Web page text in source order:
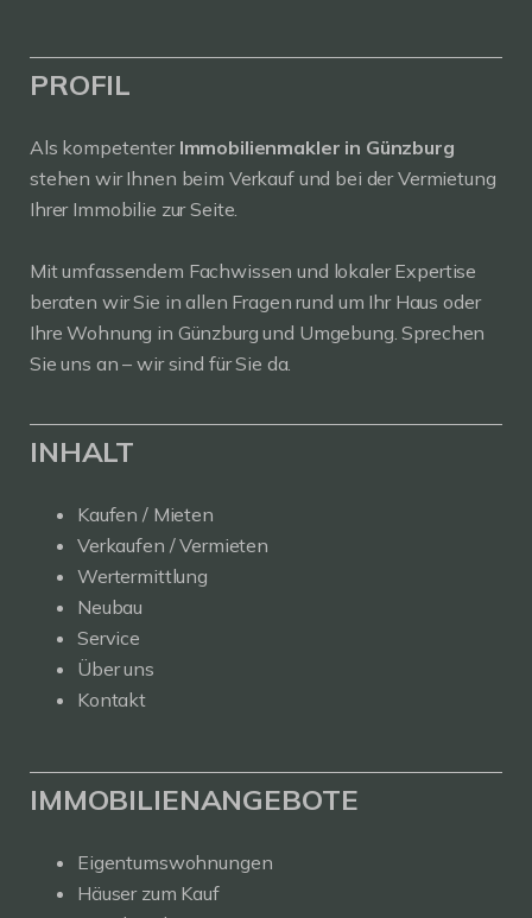
PROFIL
Als kompetenter Immobilienmakler in Günzburg
stehen wir Ihnen beim Verkauf und bei der Vermietung
Ihrer Immobilie zur Seite.
Mit umfassendem Fachwissen und lokaler Expertise
beraten wir Sie in allen Fragen rund um Ihr Haus oder
Ihre Wohnung in Günzburg und Umgebung. Sprechen
Sie uns an – wir sind für Sie da.
INHALT
Kaufen / Mieten
Verkaufen / Vermieten
Wertermittlung
Neubau
Service
Über uns
Kontakt
IMMOBILIENANGEBOTE
Eigentumswohnungen
Häuser zum Kauf